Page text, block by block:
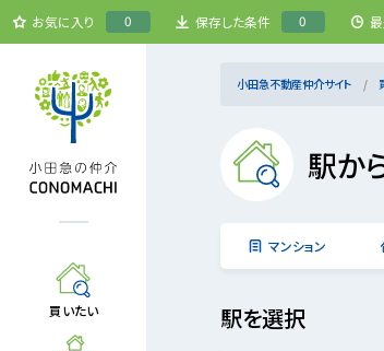
お気に入り 0 保存した条件 0
買いたい
小田急不動産仲介サイト
駅か
マンション
駅を選択